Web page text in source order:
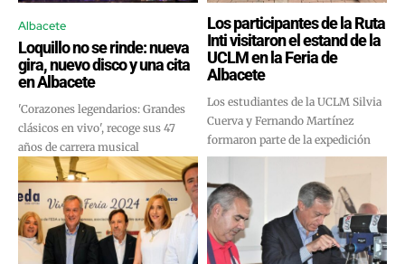
Albacete
Loquillo no se rinde: nueva
gira, nuevo disco y una cita
en Albacete
'Corazones legendarios: Grandes
clásicos en vivo', recoge sus 47
años de carrera musical
Los participantes de la Ruta
Inti visitaron el estand de la
UCLM en la Feria de
Albacete
Los estudiantes de la UCLM Silvia
Cuerva y Fernando Martínez
formaron parte de la expedición